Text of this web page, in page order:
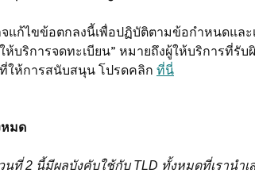
แก้ไขข้อตกลงนี้เพื่อปฏิบัติตามข้อกำหนดและ
ห้บริการจดทะเบียน” หมายถึงผู้ให้บริการที่
ที่ให้การสนับสนุน โปรดคลิก ที่นี่
หมด
ที่ 2 นี้มีผลบังคับใช้กับ TLD ทั้งหมดที่เรานำ